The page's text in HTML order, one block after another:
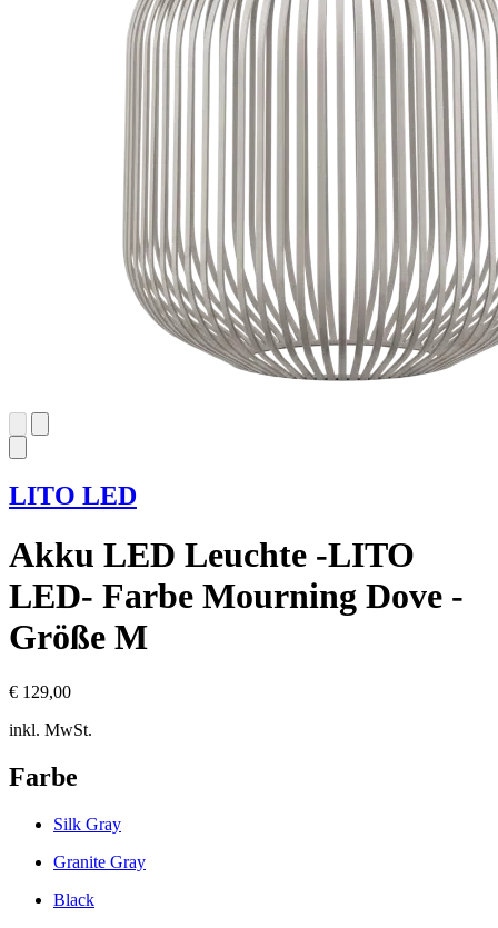
LITO LED
Akku LED Leuchte -LITO
LED- Farbe Mourning Dove -
Größe M
€ 129,00
inkl. MwSt.
Farbe
Silk Gray
Granite Gray
Black